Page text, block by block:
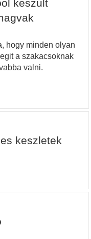
keszult
hogy minden olyan
a szakacsoknak
valni.
keszletek